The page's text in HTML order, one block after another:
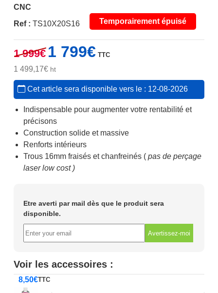
CNC
Ref : TS10X20S16 Temporairement épuisé
1 999€
Le
prix
initial
était :
1
1 799€prix
est :
1
TTC
1 499,17€ht
Cet article sera disponible vers le : 12-08-2026
Indispensable pour augmenter votre rentabilité et
précisons
Construction solide et massive
Renforts intérieurs
Trous 16mm fraisés et chanfreinés ( pas de perçage
laser low cost )
Etre averti par mail dès que le produit sera
disponible.
Avertissez-moi
Voir les accessoires :
8,50€TTC